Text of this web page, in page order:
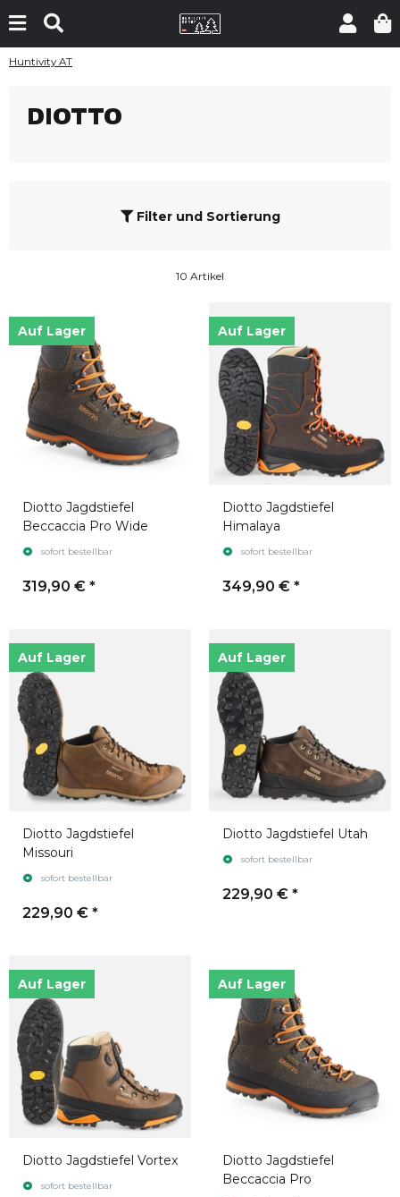
Huntivity AT
DIOTTO
Filter und Sortierung
10 Artikel
Auf Lager
Diotto Jagdstiefel
Beccaccia Pro Wide
sofort bestellbar
319,90 € *
Auf Lager
Diotto Jagdstiefel
Himalaya
sofort bestellbar
349,90 € *
Auf Lager
Diotto Jagdstiefel
Missouri
sofort bestellbar
229,90 € *
Auf Lager
Diotto Jagdstiefel Utah
sofort bestellbar
229,90 € *
Auf Lager
Diotto Jagdstiefel Vortex
sofort bestellbar
Auf Lager
Diotto Jagdstiefel
Beccaccia Pro